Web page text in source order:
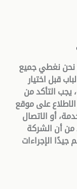
نحن نغطي جميع
قبل اختيار
يجب التأكد من
على موقع
أو الاتصال
من أن الشركة
الإجراءات